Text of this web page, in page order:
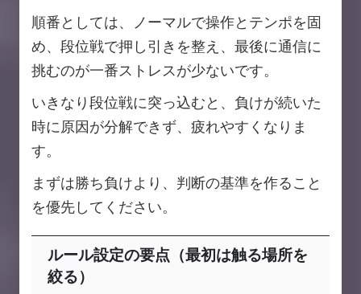
順番としては、ノーマルで操作とテンポを固
め、段位戦で押し引きを整え、最後に通信に
挑むのが一番ストレスが少ないです。
いきなり段位戦に突っ込むと、負けが続いた
時に原因が分解できず、疲れやすくなりま
す。
まずは勝ち負けより、判断の基準を作ること
を優先してください。
ルール設定の要点（最初は触る場所を
絞る）